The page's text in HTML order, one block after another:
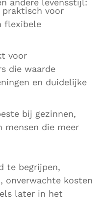
andere levensstijl:
praktisch voor
flexibele
voor
die waarde
en duidelijke
bij gezinnen,
mensen die meer
te begrijpen,
onverwachte kosten
later in het